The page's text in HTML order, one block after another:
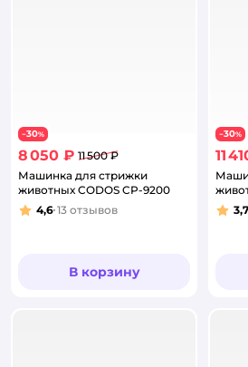
−30%
8 050 ₽ 11 500 ₽
Машинка для стрижки
животных CODOS CP-9200
Рейтинг:
4,6 13 отзывов
В корзину
−30%
11
3,7